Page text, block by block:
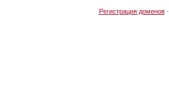
Регистрация доменов·